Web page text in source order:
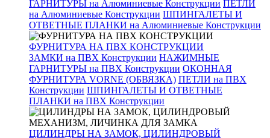
ГАРНИТУРЫ на Алюминиевые Конструкции ПЕТЛИ
на Алюминиевые Конструкции ШПИНГАЛЕТЫ И
ОТВЕТНЫЕ ПЛАНКИ на Алюминиевые Конструкции
ФУРНИТУРА НА ПВХ КОНСТРУКЦИИ
ЗАМКИ на ПВХ Конструкции НАЖИМНЫЕ
ГАРНИТУРЫ на ПВХ Конструкции ОКОННАЯ
ФУРНИТУРА VORNE (ОБВЯЗКА) ПЕТЛИ на ПВХ
Конструкции ШПИНГАЛЕТЫ И ОТВЕТНЫЕ
ПЛАНКИ на ПВХ Конструкции
ЦИЛИНДРЫ НА ЗАМОК, ЦИЛИНДРОВЫЙ